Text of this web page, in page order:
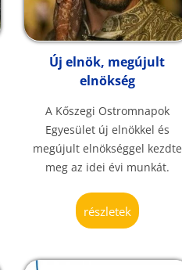
Új elnök, megújult
elnökség
A Kőszegi Ostromnapok
Egyesület új elnökkel és
megújult elnökséggel kezdte
meg az idei évi munkát.
részletek